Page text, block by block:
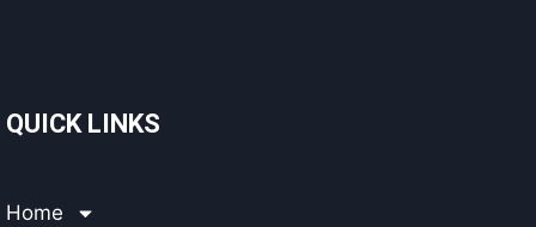
QUICK LINKS
Home